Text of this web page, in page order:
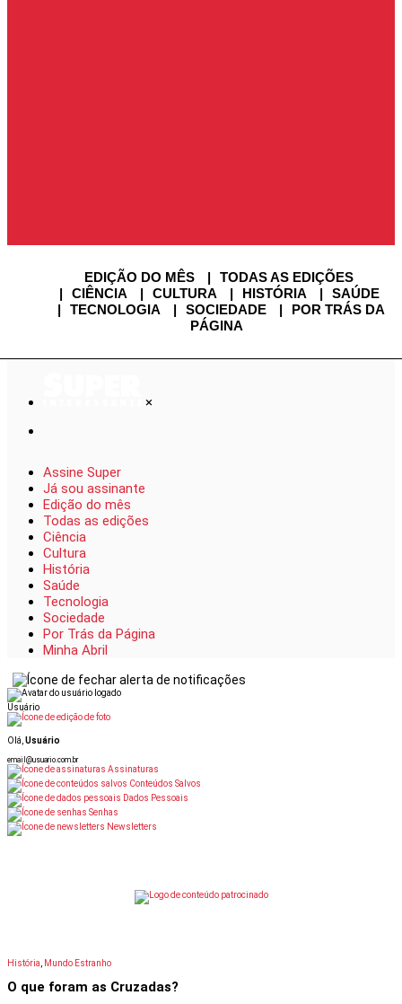
EDIÇÃO DO MÊS
TODAS AS EDIÇÕES
CIÊNCIA
CULTURA HISTÓRIA
SAÚDE
TECNOLOGIA
SOCIEDADE
POR TRÁS DA
PÁGINA
×
Assine Super
Já sou assinante
Edição do mês
Todas as edições
Ciência
Cultura
História
Saúde
Tecnologia
Sociedade
Por Trás da Página
Minha Abril
Usuário
Olá, Usuário
email@usuario.com.br
Assinaturas
Conteúdos Salvos
Dados Pessoais
Senhas
Newsletters
História Mundo Estranho
O que foram as Cruzadas?